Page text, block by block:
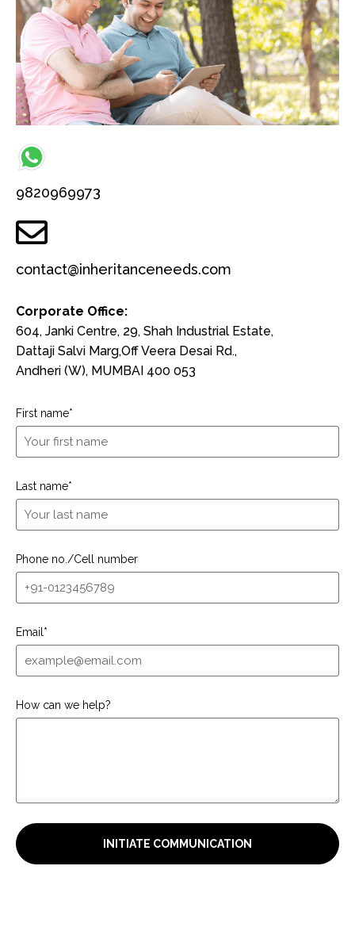
9820969973
contact@inheritanceneeds.com
Corporate Office:
604, Janki Centre, 29, Shah Industrial Estate,
Dattaji Salvi Marg,Off Veera Desai Rd.,
Andheri (W), MUMBAI 400 053
First name*
Last name*
Phone no./Cell number
Email*
How can we help?
INITIATE COMMUNICATION